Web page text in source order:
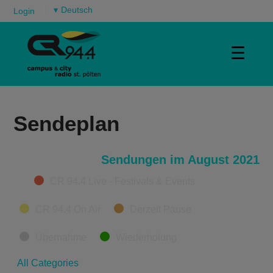
Login ▾
☰
Sendeplan
Sendungen im August 2021
Categories
All Categories